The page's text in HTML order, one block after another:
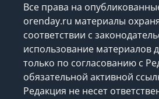
Все права на
orenday.ru материалы
соответствии с
использование материалов
только по согласованию с
обязательной активной
Редакция не несет